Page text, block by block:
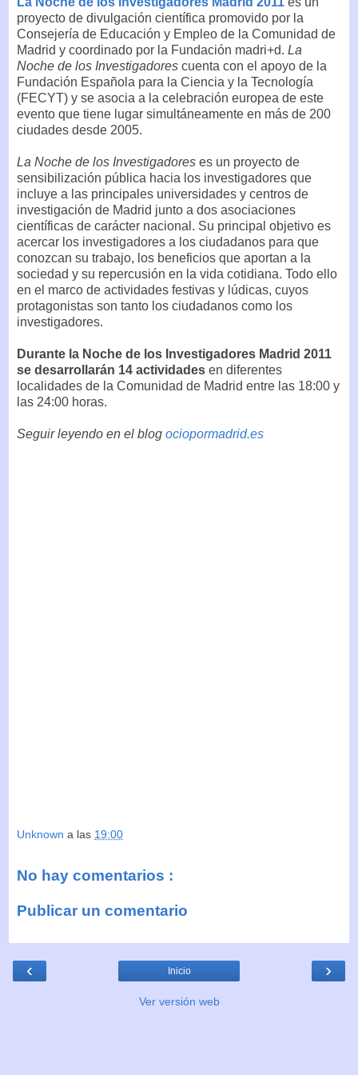
proyecto de divulgación científica promovido por la
Consejería de Educación y Empleo de la Comunidad de
Madrid y coordinado por la Fundación madri+d. La
Noche de los Investigadores cuenta con el apoyo de la
Fundación Española para la Ciencia y la Tecnología
(FECYT) y se asocia a la celebración europea de este
evento que tiene lugar simultáneamente en más de 200
ciudades desde 2005.
La Noche de los Investigadores es un proyecto de
sensibilización pública hacia los investigadores que
incluye a las principales universidades y centros de
investigación de Madrid junto a dos asociaciones
científicas de carácter nacional. Su principal objetivo es
acercar los investigadores a los ciudadanos para que
conozcan su trabajo, los beneficios que aportan a la
sociedad y su repercusión en la vida cotidiana. Todo ello
en el marco de actividades festivas y lúdicas, cuyos
protagonistas son tanto los ciudadanos como los
investigadores.
Durante la Noche de los Investigadores Madrid 2011
se desarrollarán 14 actividades en diferentes
localidades de la Comunidad de Madrid entre las 18:00 y
las 24:00 horas.
Seguir leyendo en el blog ociopormadrid.es
Unknown a las 19:00
No hay comentarios :
Publicar un comentario
‹ ›
Inicio
Ver versión web